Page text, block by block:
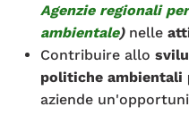
Agenzie regionali
ambientale) nelle
Contribuire allo
politiche ambientali
aziende